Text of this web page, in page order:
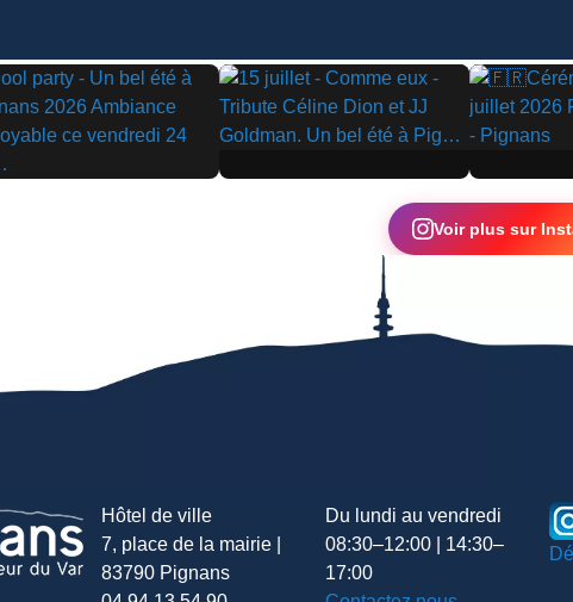
▶ ▶
Voir plus sur
Hôtel de ville
7, place de la mairie |
83790 Pignans
Du lundi au vendredi
08:30–12:00 | 14:30–
17:00